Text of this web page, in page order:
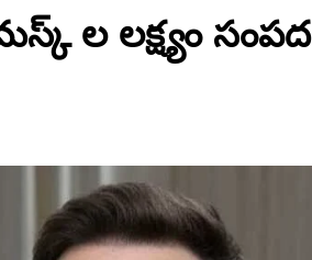
ల లక్ష్యం సంపద